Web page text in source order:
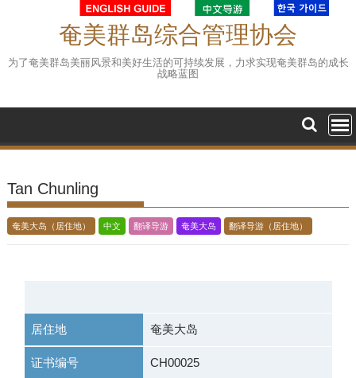
奄美群岛综合管理协会
为了奄美群岛美丽风景和美好生活的可持续发展，力求实现奄美群岛的成长
战略蓝图
Tan Chunling
奄美大岛（居住地） 中文 翻译导游 奄美大岛 翻译导游（居住地）
居住地 奄美大岛
证书编号 CH00025